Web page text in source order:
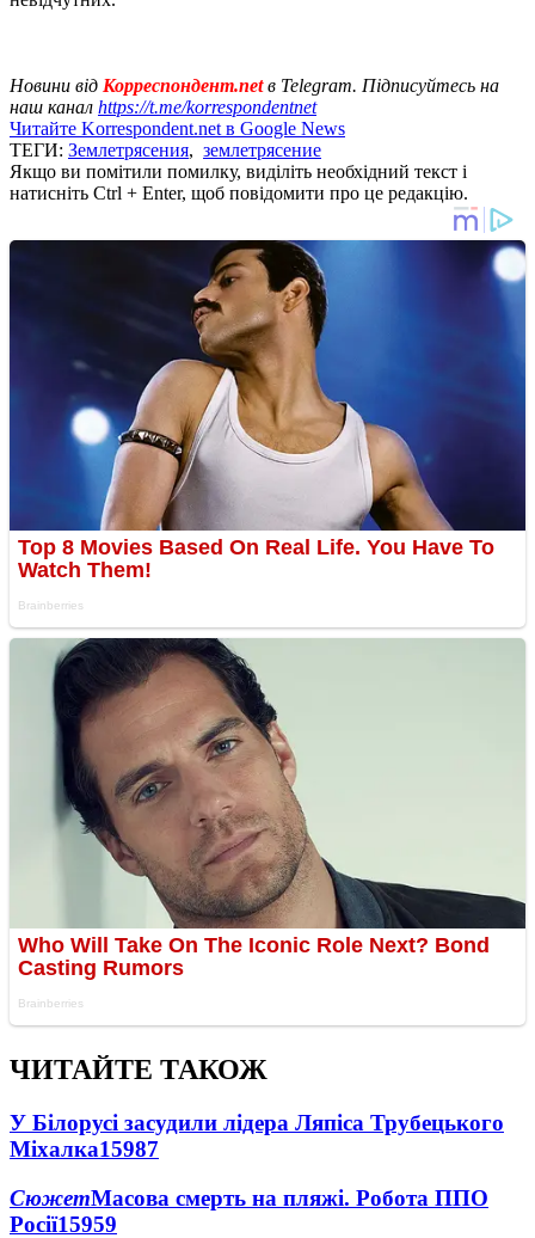
Новини від Корреспондент.netв Telegram. Підписуйтесь на
наш канал https://t.me/korrespondentnet
Читайте Korrespondent.net в Google News
ТЕГИ: Землетрясения, землетрясение
Якщо ви помітили помилку, виділіть необхідний текст і
натисніть Ctrl + Enter, щоб повідомити про це редакцію.
ЧИТАЙТЕ ТАКОЖ
У Білорусі засудили лідера Ляпіса Трубецького
Міхалка15987
СюжетМасова смерть на пляжі. Робота ППО
Росії15959